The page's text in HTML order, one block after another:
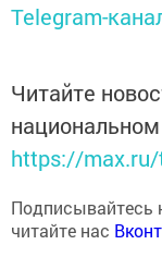
Telegram-
Читайте
https://
Подписывайтесь
читайте нас